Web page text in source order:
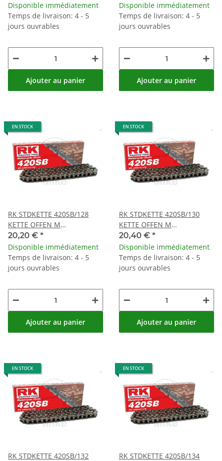
Disponible immédiatement
Temps de livraison: 4 - 5
jours ouvrables
Ajouter au panier
Disponible immédiatement
Temps de livraison: 4 - 5
jours ouvrables
Ajouter au panier
EN STOCK
RK STDKETTE 420SB/128
KETTE OFFEN M
CLIPSCHLOSS
20,20 € *
Disponible immédiatement
Temps de livraison: 4 - 5
jours ouvrables
Ajouter au panier
EN STOCK
RK STDKETTE 420SB/130
KETTE OFFEN M
CLIPSCHLOSS
20,40 € *
Disponible immédiatement
Temps de livraison: 4 - 5
jours ouvrables
Ajouter au panier
EN STOCK
RK STDKETTE 420SB/132
EN STOCK
RK STDKETTE 420SB/134